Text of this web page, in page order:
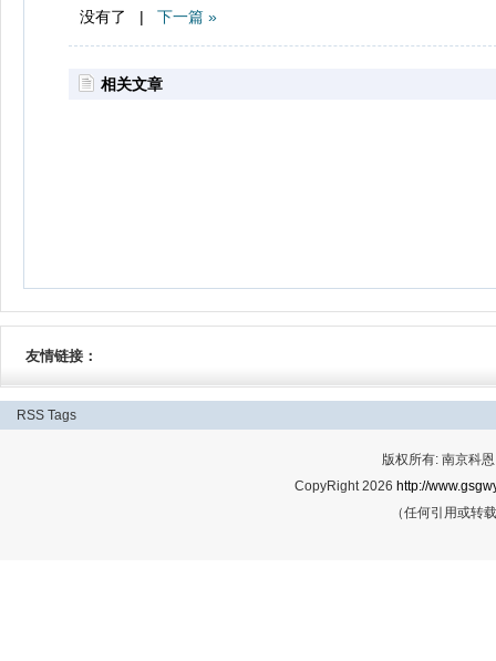
没有了 | 下一篇 »
相关文章
友情链接：
RSS Tags
版权所有: 南京科
CopyRight 2026 http://
（任何引用或转